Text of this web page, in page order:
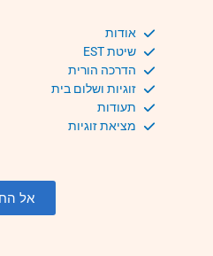
אודות
שיטת EST
הדרכה הורית
זוגיות ושלום בית
תעודות
מציאת זוגיות
אל